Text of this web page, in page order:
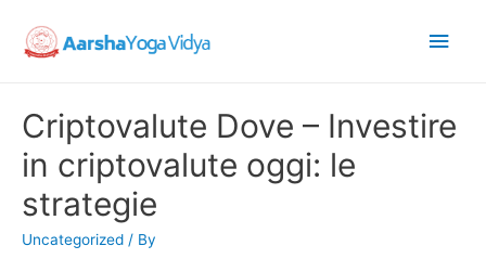
Main
Criptovalute Dove – Investire
in criptovalute oggi: le
strategie
Uncategorized / By